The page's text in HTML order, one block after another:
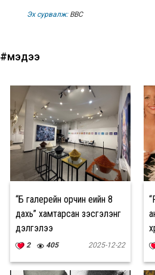
Эх сурвалж: ВВС
#мэдээ
“Б галерейн орчин үеийн 8
дахь” хамтарсан үзэсгэлэнг
дэлгэлээ
2 405 2025-12-22